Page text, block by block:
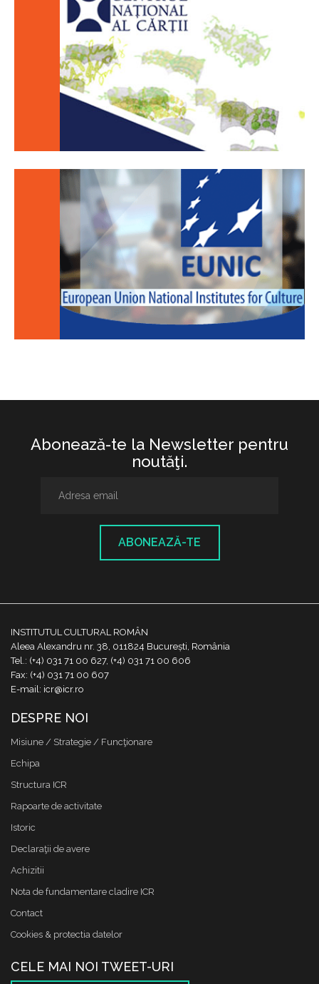
Abonează-te la Newsletter pentru
noutăţi.
ABONEAZĂ-TE
INSTITUTUL CULTURAL ROMÂN
Aleea Alexandru nr. 38, 011824 București, România
Tel.: (+4) 031 71 00 627, (+4) 031 71 00 606
Fax: (+4) 031 71 00 607
E-mail: icr@icr.ro
DESPRE NOI
Misiune / Strategie / Funcţionare
Echipa
Structura ICR
Rapoarte de activitate
Istoric
Declaraţii de avere
Achizitii
Nota de fundamentare cladire ICR
Contact
Cookies & protectia datelor
CELE MAI NOI TWEET-URI